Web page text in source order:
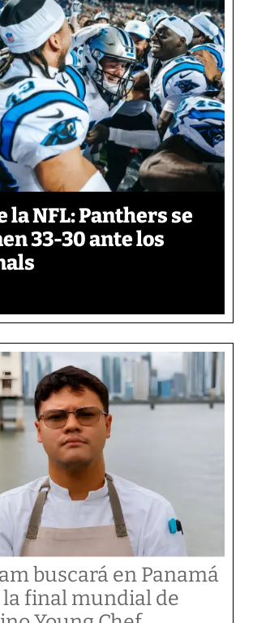
la NFL: Panthers se
33-30 ante los
buscará en Panamá
la final mundial de